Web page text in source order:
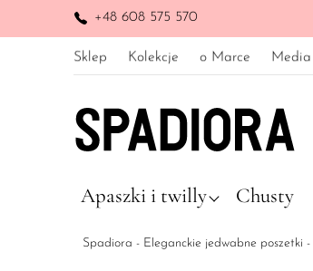
+48 608 575 570
Sklep Kolekcje o Marce Media
Apaszki i twilly Chusty
Spadiora - Eleganckie jedwabne poszetki -